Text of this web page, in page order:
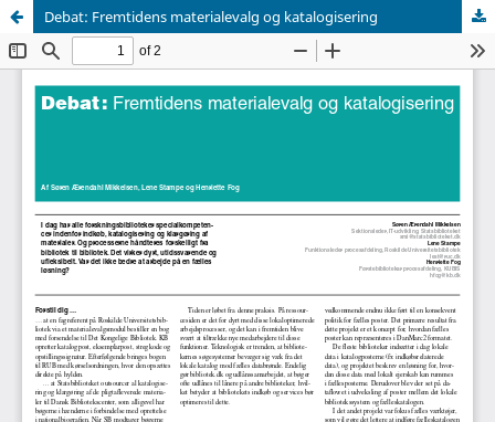
Debat: Fremtidens materialevalg og katalogisering